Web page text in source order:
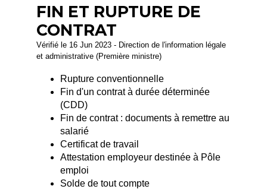
FIN ET RUPTURE DE
CONTRAT
Vérifié le 16 Jun 2023 - Direction de l'information légale
et administrative (Première ministre)
Rupture conventionnelle
Fin d'un contrat à durée déterminée
(CDD)
Fin de contrat : documents à remettre au
salarié
Certificat de travail
Attestation employeur destinée à Pôle
emploi
Solde de tout compte